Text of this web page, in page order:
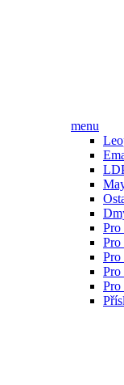
menu
Pro
Pro
Pro
Pro